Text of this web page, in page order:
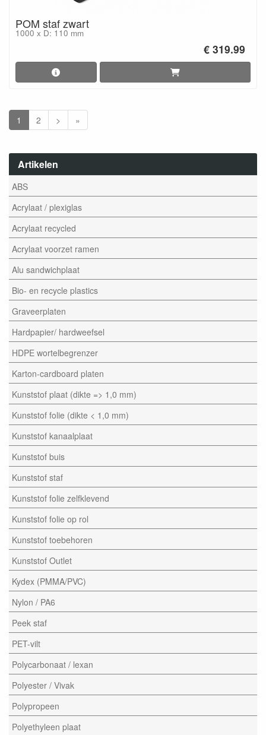
Artikelen
ABS
Acrylaat / plexiglas
Acrylaat recycled
Acrylaat voorzet ramen
Alu sandwichplaat
Bio- en recycle plastics
Graveerplaten
Hardpapier/ hardweefsel
HDPE wortelbegrenzer
Karton-cardboard platen
Kunststof plaat (dikte => 1,0 mm)
Kunststof folie (dikte < 1,0 mm)
Kunststof kanaalplaat
Kunststof buis
Kunststof staf
Kunststof folie zelfklevend
Kunststof folie op rol
Kunststof toebehoren
Kunststof Outlet
Kydex (PMMA/PVC)
Nylon / PA6
Peek staf
PET-vilt
Polycarbonaat / lexan
Polyester / Vivak
Polypropeen
Polyethyleen plaat
POM staf zwart
1000 x D: 110 mm
€ 319.99
1 2 > »